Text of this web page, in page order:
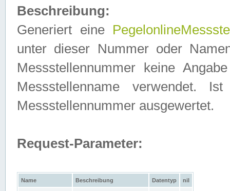
Beschreibung:
Generiert eine
unter dieser Nummer oder
Messstellennummer keine
Messstellenname verwendet.
Messstellennummer ausgewertet.
Request-Parameter:
Name Beschreibung Datentyp nil